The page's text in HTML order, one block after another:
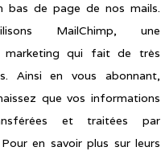
bas de page de nos mails.
MailChimp, une
marketing qui fait de très
Ainsi en vous abonnant,
que vos informations
et traitées par
en savoir plus sur leurs